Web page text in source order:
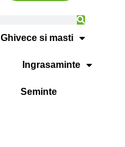
Ghivece si masti
Ingrasaminte
Seminte